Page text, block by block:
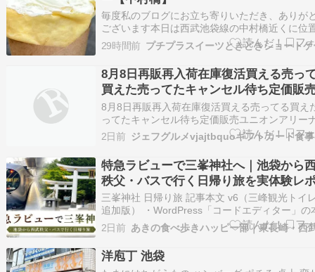
毎度私のブログにお立ち寄りいただき、ありが
ございます本日は西武池袋線の中村橋近くに位
るバトーで『バナナ生クリームクレープ』をリ
てきました前回投稿はこちら。これまでにも何
ご紹介した、週末の午後しか営業していないパ
スリーです。（場所的に週末しか行くことがで
い…
29時間前 プチプラスイーツときどきショートケ
8月8日再販再入荷在庫復活買える売っ
買えた売ってたキャンセル待ち定価販
ニオンアリーナToLoveるの再販期待し
ドバシ札幌仙台池袋難波梅田博多京都
福岡栄宇都宮新都心川崎町田八王子市
発売とかベイの発売と被ってるから列
うだし、不快なベトチャイの声を間近
時間聞きたくないんだよな。
8月8日再販再入荷在庫復活買える売ってる買え
ってたキャンセル待ち定価販売ユニオンアリー
ToLoveるの再販期待してヨドバシ札幌仙台池袋
梅田博多京都広島福岡栄宇都宮新都心川崎町田
子市吉祥寺秋葉原郡山行ってみるか……？ 遊戯
発売とかベイの発売と被ってるから列長そう…
2日前
特急ラビューで三峯神社へ｜池袋から
秩父・バスで行く日帰り旅を実体験レ
ト
三峯神社 日帰り旅 記事本文 v6（三峰観光トイ
追加版） ・WordPress「コードエディター」の
欄へ貼り付けてください。 ・タイトル欄には本
ードを貼り付けないでください。 ・既存の選定
18枚＋追加写真6枚を使用する完成版です。 ・
はすべての写真を同じ3…
2日前
洋庖丁 池袋